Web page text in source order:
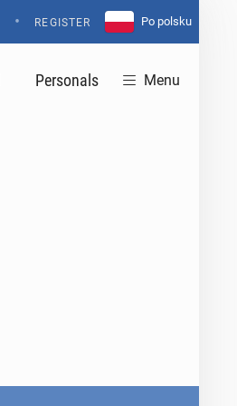
• REGISTER Po polsku
Personals Menu